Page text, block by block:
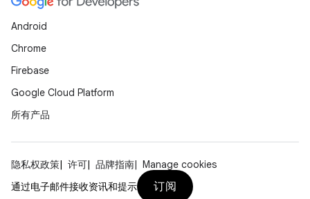
Android
Chrome
Firebase
Google Cloud Platform
所有产品
隐私权政策 许可 品牌指南
Manage cookies
通过电子邮件接收资讯和提示
订阅